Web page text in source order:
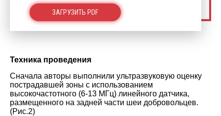
ЗАГРУЗИТЬ PDF
Техника проведения
Сначала авторы выполнили ультразвуковую оценку
пострадавшей зоны с использованием
высокочастотного (6-13 МГц) линейного датчика,
размещенного на задней части шеи добровольцев.
(Рис.2)